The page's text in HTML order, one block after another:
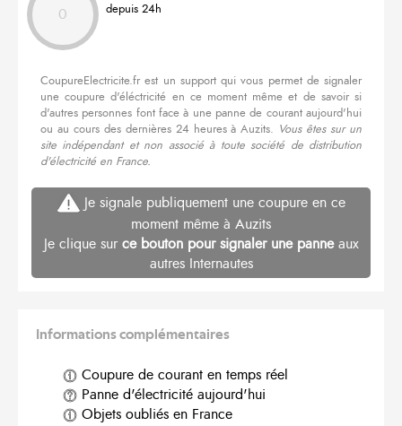
0 depuis 24h
CoupureElectricite.fr est un support qui vous permet de signaler
une coupure d'éléctricité en ce moment même et de savoir si
d'autres personnes font face à une panne de courant aujourd'hui
ou au cours des dernières 24 heures à Auzits. Vous êtes sur un
site indépendant et non associé à toute société de distribution
d'électricité en France.
Je signale publiquement une coupure en ce
moment même à Auzits
Je clique sur ce bouton pour signaler une panneaux
autres Internautes
Informations complémentaires
Coupure de courant en temps réel
Panne d'électricité aujourd'hui
Objets oubliés en France